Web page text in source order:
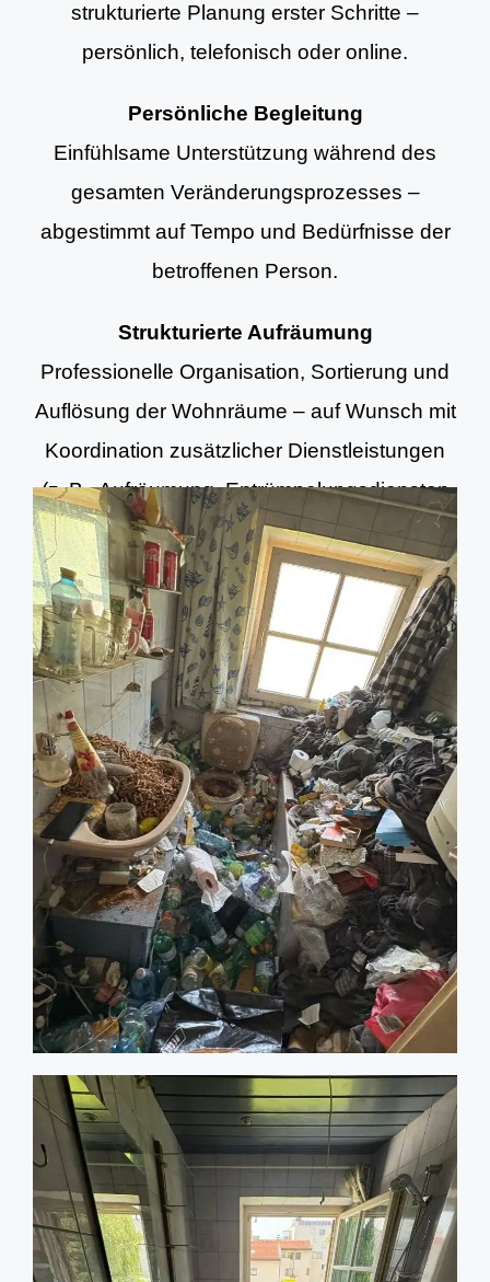
strukturierte Planung erster Schritte –
persönlich, telefonisch oder online.
Persönliche Begleitung
Einfühlsame Unterstützung während des
gesamten Veränderungsprozesses –
abgestimmt auf Tempo und Bedürfnisse der
betroffenen Person.
Strukturierte Aufräumung
Professionelle Organisation, Sortierung und
Auflösung der Wohnräume – auf Wunsch mit
Koordination zusätzlicher Dienstleistungen
(z. B. Aufräumung, Entrümpelungsdiensten
und Grundreinigung).